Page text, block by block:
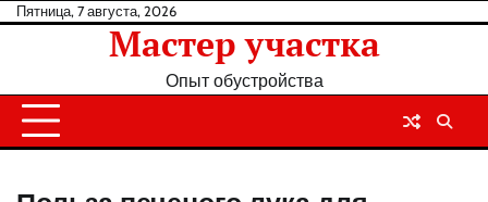
Перейти
Пятница, 7 августа, 2026
Мастер участка
Опыт обустройства